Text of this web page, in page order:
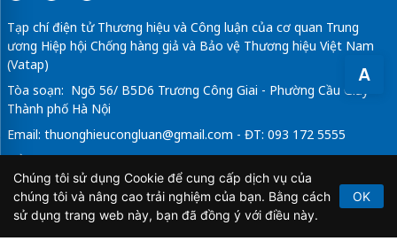
A
Tạp chí điện tử Thương hiệu và Công luận của cơ quan Trung
ương Hiệp hội Chống hàng giả và Bảo vệ Thương hiệu Việt Nam
(Vatap)
Tòa soạn: Ngõ 56/ B5D6 Trương Công Giai - Phường Cầu Giấy -
Thành phố Hà Nội
Email: thuonghieucongluan@gmail.com - ĐT: 093 172 5555
Tổng Biên Tập: Vũ Đức Thuận
Giấy phép hoạt động báo chí điện tử số 64/GP-BTTTT do Bộ
Thông tin và Truyền thông cấp ngày 21/2/2020.
Chúng tôi sử dụng Cookie để cung cấp dịch vụ của
chúng tôi và nâng cao trải nghiệm của bạn. Bằng cách
sử dụng trang web này, bạn đã đồng ý với điều này.
OK